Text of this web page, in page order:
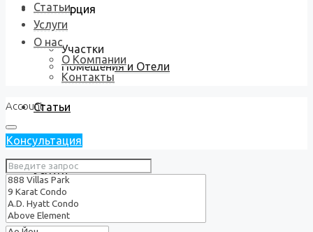
Коммерция
Участки
Помещения и Отели
Статьи
Услуги
Статьи
Услуги
О нас
О Компании
Контакты
Account
Консультация